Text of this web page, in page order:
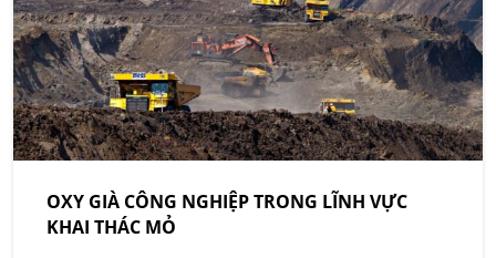
OXY GIÀ CÔNG NGHIỆP TRONG LĨNH VỰC
KHAI THÁC MỎ